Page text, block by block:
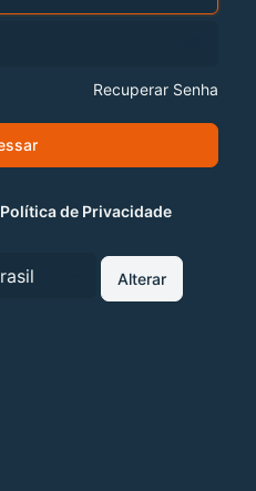
Recuperar Senha
Política de Privacidade